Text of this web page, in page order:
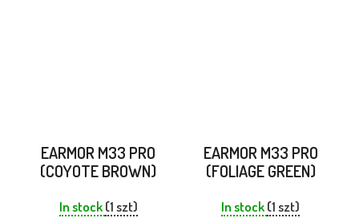
EARMOR M33 PRO
(COYOTE BROWN)
In stock(1 szt)
EARMOR M33 PRO
(FOLIAGE GREEN)
In stock(1 szt)